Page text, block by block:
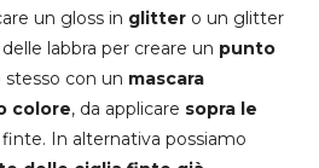
un gloss in glitter o un glitter
delle labbra per creare un punto
stesso con un mascara
colore, da applicare sopra le
finte. In alternativa possiamo